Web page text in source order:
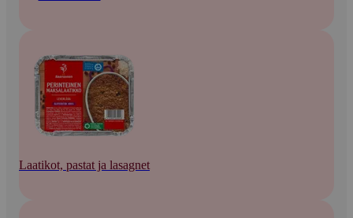
Laatikot, pastat ja lasagnet